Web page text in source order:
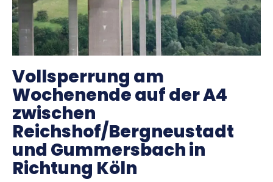
Vollsperrung am
Wochenende auf der A4
zwischen
Reichshof/Bergneustadt
und Gummersbach in
Richtung Köln